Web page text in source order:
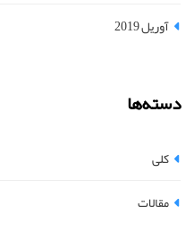
آوریل 2019
دسته‌ها
کلی
مقالات